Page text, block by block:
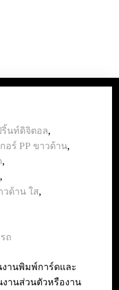
ริ้นท์ดิจิตอล,
อร์ PP ขาวด้าน,
,
,
วด้าน ใส,
ถ
งานพิมพ์การ์ดและ
านส่วนตัวหรืองาน